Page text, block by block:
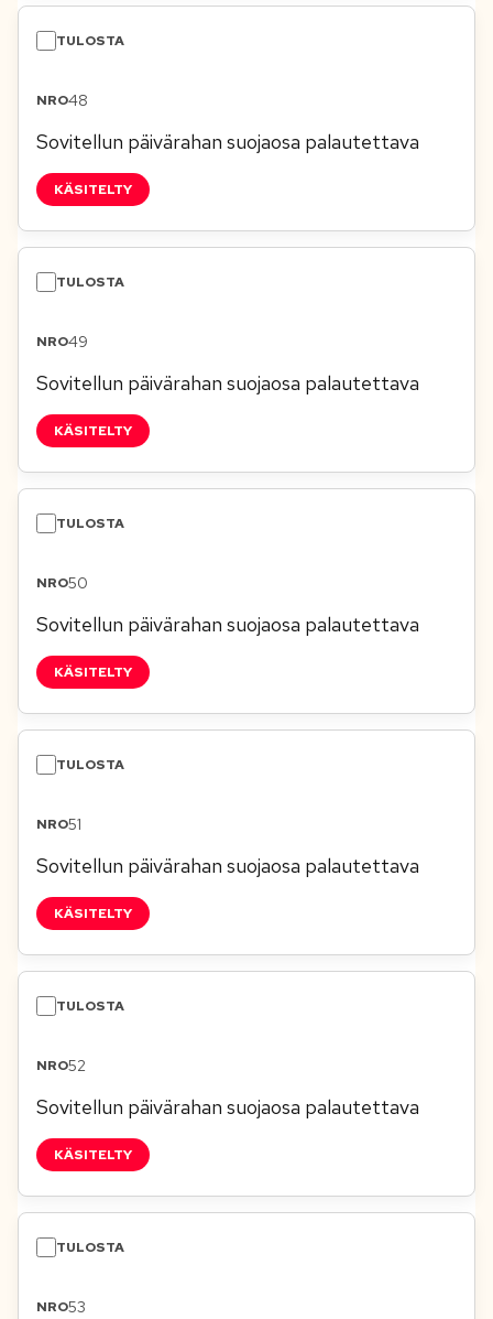
48
Sovitellun päivärahan suojaosa palautettava
KÄSITELTY
49
Sovitellun päivärahan suojaosa palautettava
KÄSITELTY
50
Sovitellun päivärahan suojaosa palautettava
KÄSITELTY
51
Sovitellun päivärahan suojaosa palautettava
KÄSITELTY
52
Sovitellun päivärahan suojaosa palautettava
KÄSITELTY
53